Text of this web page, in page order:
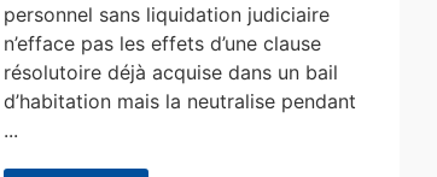
personnel sans liquidation judiciaire
n’efface pas les effets d’une clause
résolutoire déjà acquise dans un bail
d’habitation mais la neutralise pendant
...